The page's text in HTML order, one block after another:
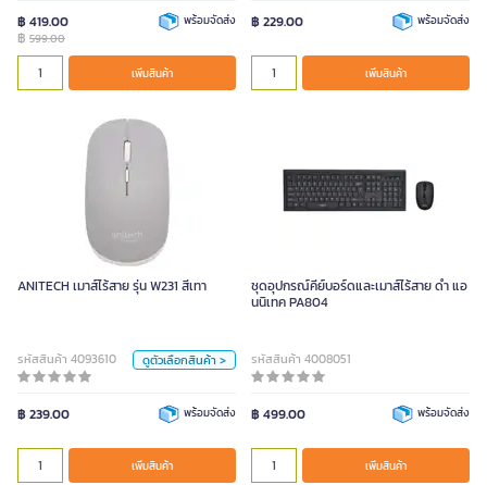
฿ 419.00
฿ 599.00
พร้อมจัดส่ง
เพิ่มสินค้า
฿ 229.00 พร้อมจัดส่ง
เพิ่มสินค้า
ANITECH เมาส์ไร้สาย รุ่น W231 สีเทา
รหัสสินค้า 4093610 ดูตัวเลือกสินค้า >
฿ 239.00 พร้อมจัดส่ง
เพิ่มสินค้า
หน่วย
ชุดอุปกรณ์คีย์บอร์ดและเมาส์ไร้สาย ดำ แอ
นนิเทค PA804
รหัสสินค้า 4008051
฿ 499.00 พร้อมจัดส่ง
เพิ่มสินค้า